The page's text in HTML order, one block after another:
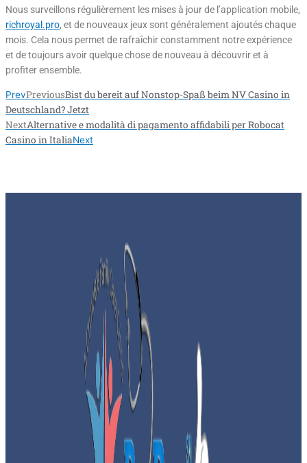
Nous surveillons régulièrement les mises à jour de l’application mobile,
richroyal.pro, et de nouveaux jeux sont généralement ajoutés chaque
mois. Cela nous permet de rafraîchir constamment notre expérience
et de toujours avoir quelque chose de nouveau à découvrir et à
profiter ensemble.
PrevPreviousBist du bereit auf Nonstop-Spaß beim NV Casino in
Deutschland? Jetzt
NextAlternative e modalità di pagamento affidabili per Robocat
Casino in ItaliaNext